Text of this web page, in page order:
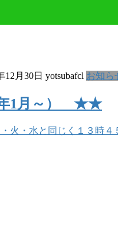
12月30日 yotsubafcl お知ら
1月～） ★★
・水と同じく１３時４